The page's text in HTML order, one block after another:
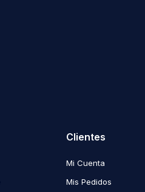
Clientes
Mi Cuenta
Mis Pedidos